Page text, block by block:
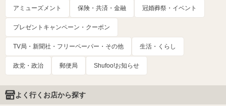
アミューズメント 保険・共済・金融 冠婚葬祭・イベント
プレゼントキャンペーン・クーポン
TV局・新聞社・フリーペーパー・その他 生活・くらし
政党・政治 郵便局 Shufoo!お知らせ
よく行くお店から探す